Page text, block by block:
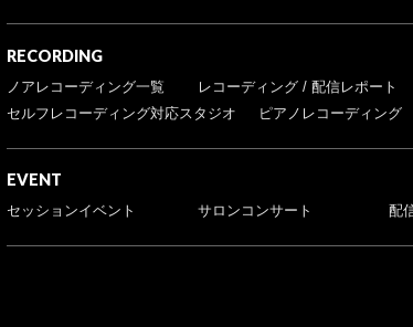
RECORDING
ノアレコーディング一覧
レコーディング / 配信レポート
セルフレコーディング対応スタジオ
ピアノレコーディング
EVENT
セッションイベント サロンコンサート 配